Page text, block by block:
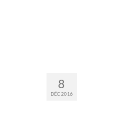
8
DÉC 2016